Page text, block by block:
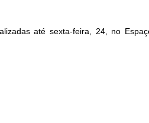
até sexta-feira, 24, no